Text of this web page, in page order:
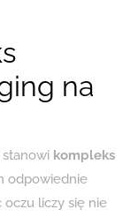
na
kompleks
odpowiednie
liczy się nie